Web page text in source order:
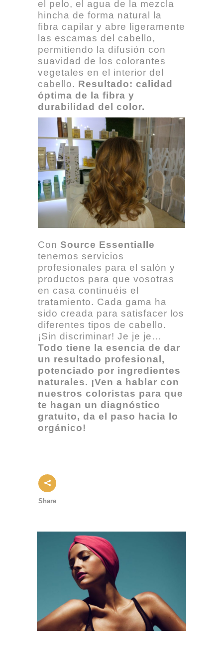
el pelo, el agua de la mezcla
hincha de forma natural la
fibra capilar y abre ligeramente
las escamas del cabello,
permitiendo la difusión con
suavidad de los colorantes
vegetales en el interior del
cabello. Resultado: calidad
óptima de la fibra y
durabilidad del color.
Con Source Essentialle
tenemos servicios
profesionales para el salón y
productos para que vosotras
en casa continuéis el
tratamiento. Cada gama ha
sido creada para satisfacer los
diferentes tipos de cabello.
¡Sin discriminar! Je je je…
Todo tiene la esencia de dar
un resultado profesional,
potenciado por ingredientes
naturales. ¡Ven a hablar con
nuestros coloristas para que
te hagan un diagnóstico
gratuito, da el paso hacia lo
orgánico!
Share